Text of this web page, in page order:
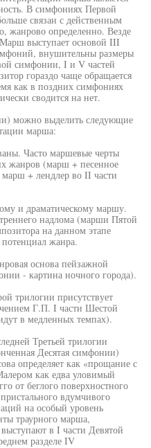
В симфониях Первой
связан с действенным
жанрово определенно. Везде
выступает основой III
внушительны размеры
симфонии, I и V частей
гораздо чаще обращается
как в поздних симфониях
сводится на нет.
можно выделить следующие
марша:
Часто маршевые черты
жанров (марш + песенное
+ лендлер во II части
и драматическому маршу.
надлома (марши Пятой
на данном этапе
жанра.
основа пейзажной
- картина ночного города).
трилогии присутствует
Г.П. I части Шестой
в медленных темпах).
Третьей трилогии
Десятая симфонии)
определяет как «прощание с
как едва уловимый
от беглого поверхностного
вдумчивого
на особый уровень
траурного марша,
в I части Девятой
разделе IV